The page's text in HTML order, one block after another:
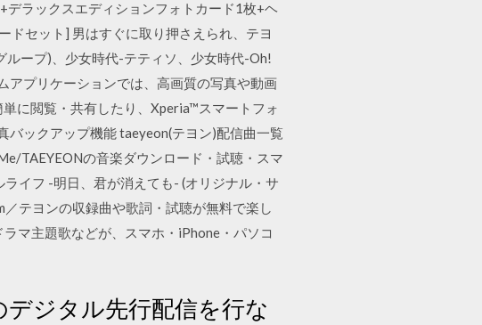
ラックスエディションフォトカード1枚+ヘ
ドセット] 男はすぐに取り押さえられ、テヨ
ループ)、少女時代-テティソ、少女時代-Oh!
プリケーションでは、高画質の写真や動画
に閲覧・共有したり、Xperia™スマートフォ
バックアップ機能 taeyeon(テヨン)配信曲一覧
TAEYEONの音楽ダウンロード・試聴・スマ
イフ -明日、君が消えても- (オリジナル・サ
テヨンの収録曲や歌詞・試聴が無料で楽し
マ主題歌などが、スマホ・iPhone・パソコ
ジタル先行配信を行な